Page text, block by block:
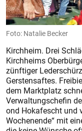
Natalie Becker
Kirchheim. Drei
Kirchheims
zünftiger
Gerstensaftes.
dem Marktplatz
Verwaltungschefin
ond Hokafescht und
Wochenende“ mit